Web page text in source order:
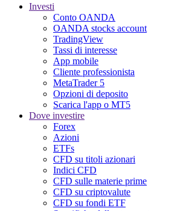
Investi
Conto OANDA
OANDA stocks account
TradingView
Tassi di interesse
App mobile
Cliente professionista
MetaTrader 5
Opzioni di deposito
Scarica l'app o MT5
Dove investire
Forex
Azioni
ETFs
CFD su titoli azionari
Indici CFD
CFD sulle materie prime
CFD su criptovalute
CFD su fondi ETF